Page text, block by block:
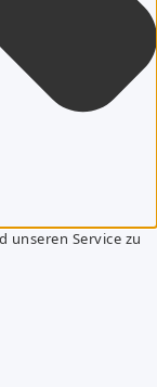
unseren Service zu